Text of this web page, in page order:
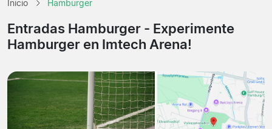
Ligas
Inicio Hamburger
Entradas Hamburger - Experimente
Hamburger en Imtech Arena!